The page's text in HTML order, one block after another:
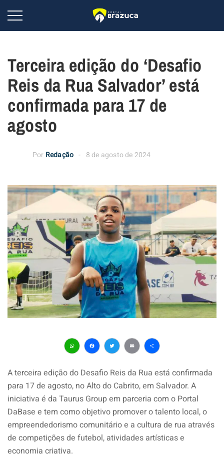
Terceira edição do ‘Desafio
Reis da Rua Salvador’ está
confirmada para 17 de
agosto
Por Redação 8 de agosto de 2024
WhatsApp
Facebook
Twitter
EmailShare
A terceira edição do Desafio Reis da Rua está confirmada
para 17 de agosto, no Alto do Cabrito, em Salvador. A
iniciativa é da Taurus Group em parceria com o Portal
DaBase e tem como objetivo promover o talento local, o
empreendedorismo comunitário e a cultura de rua através
de competições de futebol, atividades artísticas e
economia criativa.